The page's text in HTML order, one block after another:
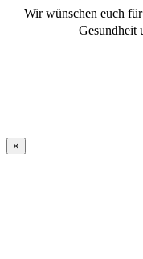
Wir wünschen euch
Gesundheit
×